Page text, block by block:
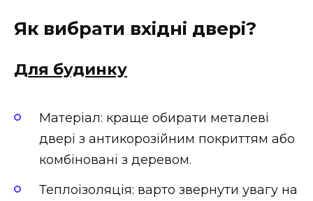
Як вибрати вхідні двері?
Для будинку
Матеріал: краще обирати металеві
двері з антикорозійним покриттям або
комбіновані з деревом.
Теплоізоляція: варто звернути увагу на